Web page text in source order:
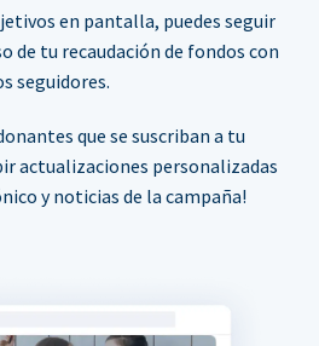
en pantalla, puedes seguir
de tu recaudación de fondos con
seguidores.
que se suscriban a tu
actualizaciones personalizadas
y noticias de la campaña!